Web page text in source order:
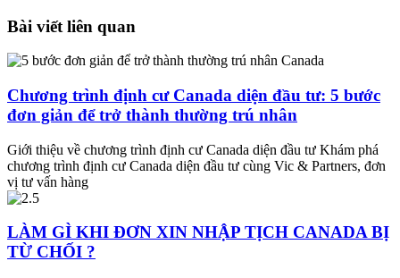
Bài viết liên quan
Chương trình định cư Canada diện đầu tư: 5 bước
đơn giản để trở thành thường trú nhân
Giới thiệu về chương trình định cư Canada diện đầu tư Khám phá
chương trình định cư Canada diện đầu tư cùng Vic & Partners, đơn
vị tư vấn hàng
LÀM GÌ KHI ĐƠN XIN NHẬP TỊCH CANADA BỊ
TỪ CHỐI ?